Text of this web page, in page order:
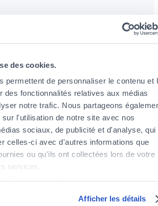
des cookies.
permettent de personnaliser le contenu et
des fonctionnalités relatives aux médias
notre trafic. Nous partageons
l'utilisation de notre site avec nos
sociaux, de publicité et d'analyse, qui
celles-ci avec d'autres informations que
ou qu'ils ont collectées lors de votre
services.
Afficher les détails
à proximité du quartier
dans le quartier Bonnevoie-Nord /
dans le quartier Hollerich
dans le quartier Pulvermühl
dans le quartier Kirchberg
dans le quartier Hamm
dans le quartier Rollingergrund /
dans le quartier Clausen